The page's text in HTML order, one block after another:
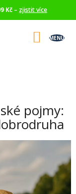
Kč – zjistit více
pojmy: